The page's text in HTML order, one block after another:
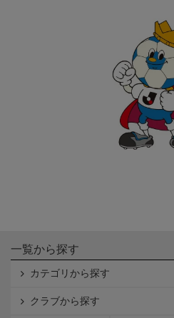
一覧から探す
カテゴリから探す
クラブから探す